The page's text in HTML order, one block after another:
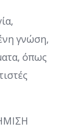
γνώση,
όπως